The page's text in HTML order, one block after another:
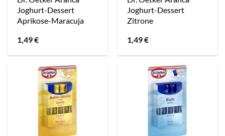
Joghurt-Dessert
Aprikose-Maracuja
1,49€
Joghurt-Dessert
Zitrone
1,49€